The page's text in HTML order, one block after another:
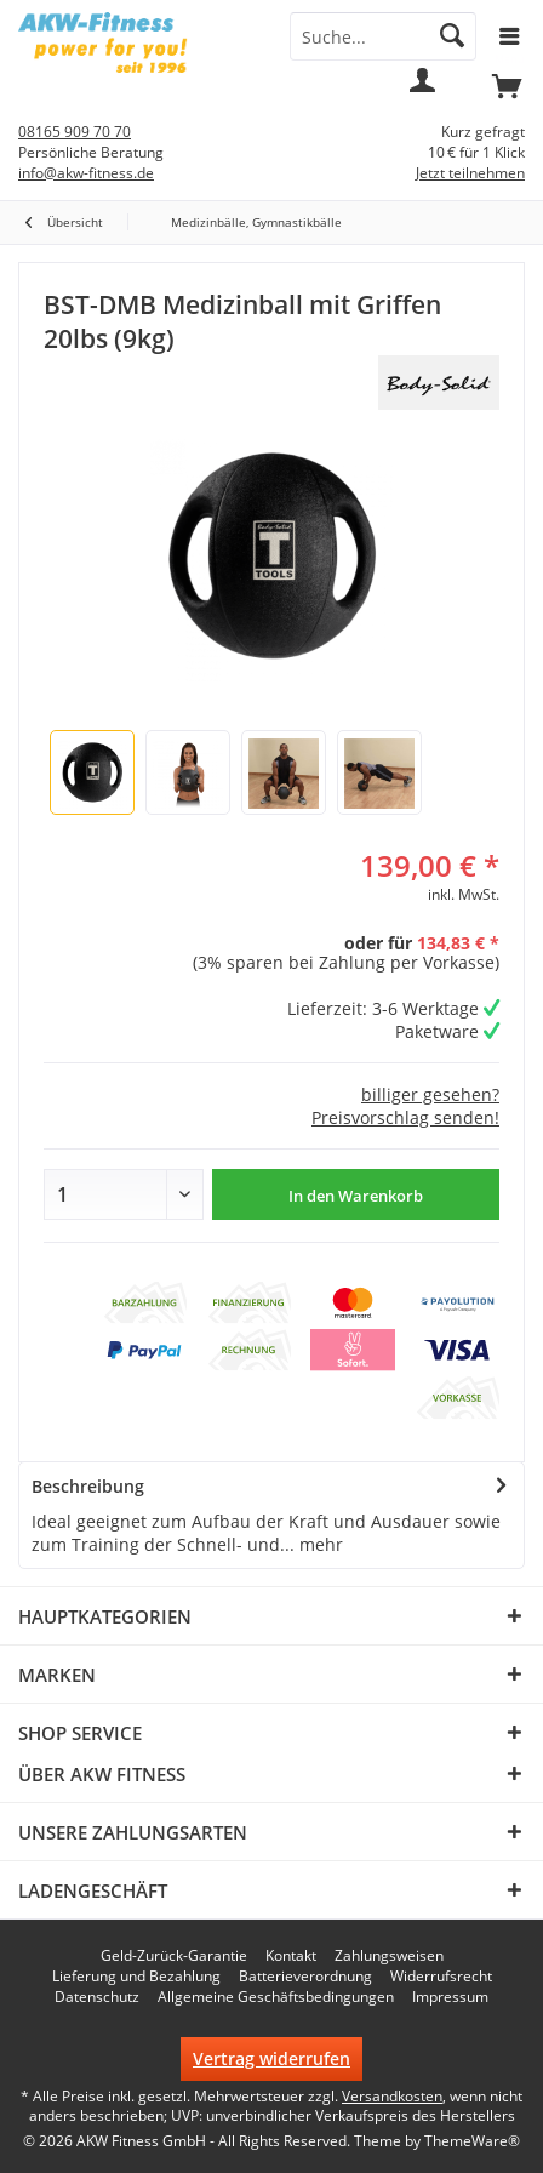
Kurz gefragt
10 € für 1 Klick
Jetzt teilnehmen
08165 909 70 70
Persönliche Beratung
info@akw-fitness.de
Übersicht Medizinbälle, Gymnastikbälle
BST-DMB Medizinball mit Griffen
20lbs (9kg)
139,00 € *
inkl. MwSt.
oder für 134,83 € *
(3% sparen bei Zahlung per Vorkasse)
Lieferzeit: 3-6 Werktage
Paketware
billiger gesehen?
Preisvorschlag senden!
In denWarenkorb
Beschreibung
Ideal geeignet zum Aufbau der Kraft und Ausdauer sowie
zum Training der Schnell- und... mehr
HAUPTKATEGORIEN
MARKEN
SHOP SERVICE
ÜBER AKW FITNESS
UNSERE ZAHLUNGSARTEN
LADENGESCHÄFT
Geld-Zurück-Garantie Kontakt
Zahlungsweisen
Lieferung und Bezahlung
Batterieverordnung
Widerrufsrecht
Datenschutz
Allgemeine Geschäftsbedingungen Impressum
Vertrag widerrufen
* Alle Preise inkl. gesetzl. Mehrwertsteuer zzgl.Versandkosten, wenn nicht
anders beschrieben; UVP: unverbindlicher Verkaufspreis des Herstellers
© 2026 AKW Fitness GmbH - All Rights Reserved. Theme byThemeWare®